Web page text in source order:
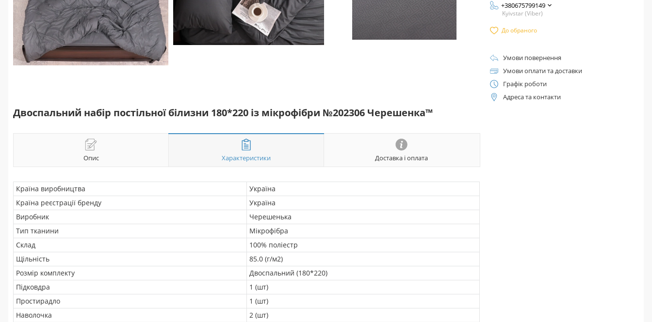
Двоспальний набір постільної білизни 180*220 із мікрофібри №202306 Черешенка™
Опис Характеристики Доставка і оплата
Країна виробництва
Україна
Країна реєстрації бренду
Україна
Виробник
Черешенька
Тип тканини
Мікрофібра
Склад
100% поліестр
Щільність
85.0 (г/м2)
Розмір комплекту
Двоспальний (180*220)
Підковдра
1 (шт)
Простирадло
1 (шт)
Наволочка
2 (шт)
+380675799149
Kyivstar (Viber)
До обраного
Умови повернення
Умови оплати та доставки
Графік роботи
Адреса та контакти